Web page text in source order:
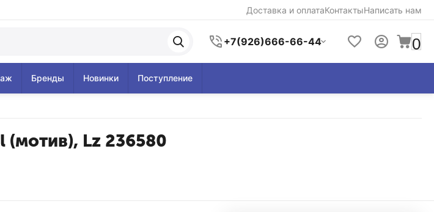
Доставка и оплатаКонтактыНаписать нам
+7(926)666-66-44 0
Бренды Новинки Поступление
(мотив), Lz 236580